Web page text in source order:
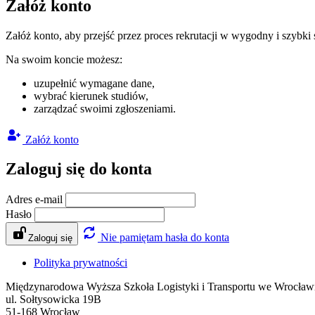
Załóż konto
Załóż konto, aby przejść przez proces rekrutacji w wygodny i szybki
Na swoim koncie możesz:
uzupełnić wymagane dane,
wybrać kierunek studiów,
zarządzać swoimi zgłoszeniami.
Załóż konto
Zaloguj się do konta
Adres e-mail
Hasło
Zaloguj się Nie pamiętam hasła do konta
Polityka prywatności
Międzynarodowa Wyższa Szkoła Logistyki i Transportu we
ul. Sołtysowicka 19B
51-168 Wrocław